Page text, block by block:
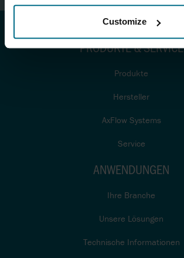
Customize
PRODUKTE & SERVICE
Produkte
Hersteller
AxFlow Systems
Service
ANWENDUNGEN
Ihre Branche
Unsere Lösungen
Technische Informationen